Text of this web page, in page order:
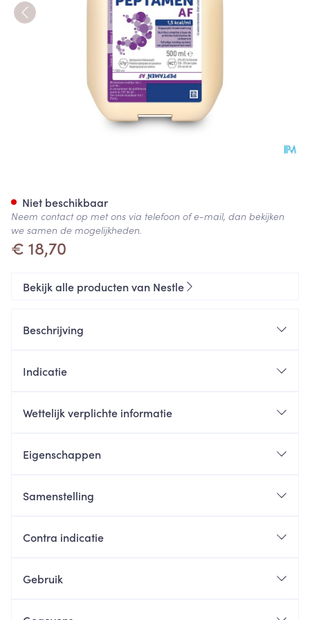
€ 18,70
Niet beschikbaar
Neem contact op met ons via telefoon of e-mail, dan bekijken
we samen de mogelijkheden.
Bekijk alle producten van Nestle
Beschrijving
Indicatie
Wettelijk verplichte informatie
Eigenschappen
Samenstelling
Contra indicatie
Gebruik